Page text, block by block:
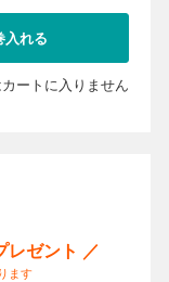
入れる
ートに入りません
レゼント ／
ます